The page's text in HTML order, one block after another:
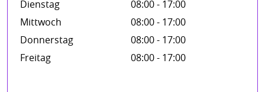
Dienstag
08:00 - 17:00
Mittwoch
08:00 - 17:00
Donnerstag
08:00 - 17:00
Freitag
08:00 - 17:00